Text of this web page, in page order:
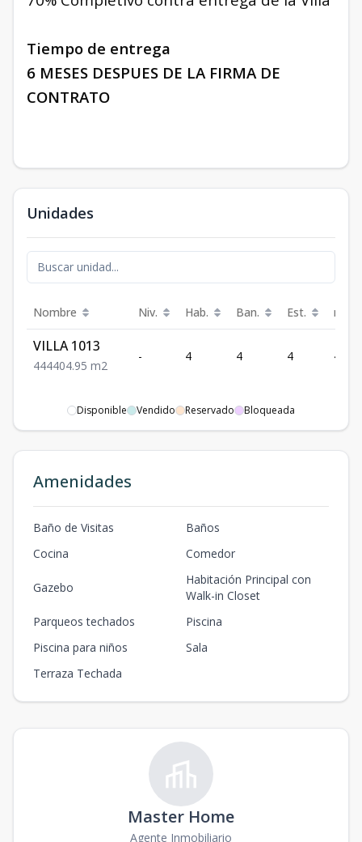
Tiempo de entrega
6 MESES DESPUES DE LA FIRMA DE
CONTRATO
Unidades
Nombre Niv. Hab. Ban. Est. m²
VILLA 1013
444404.95 m2
- 4 4 4
Disponible Vendido Reservado Bloqueada
Amenidades
Baño de Visitas
Baños
Cocina
Comedor
Gazebo
Habitación Principal con
Walk-in Closet
Parqueos techados
Piscina
Piscina para niños
Sala
Terraza Techada
Master Home
Agente Inmobiliario